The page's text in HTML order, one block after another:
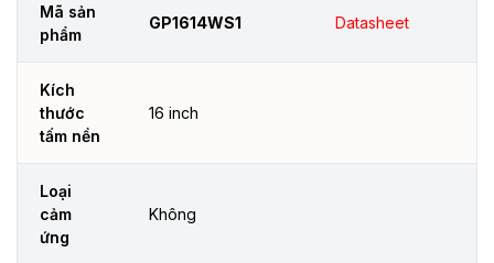
Mã sản
phẩm
GP1614WS1 Datasheet
Kích
thước
tấm nền
16 inch
Loại
cảm
ứng
Không